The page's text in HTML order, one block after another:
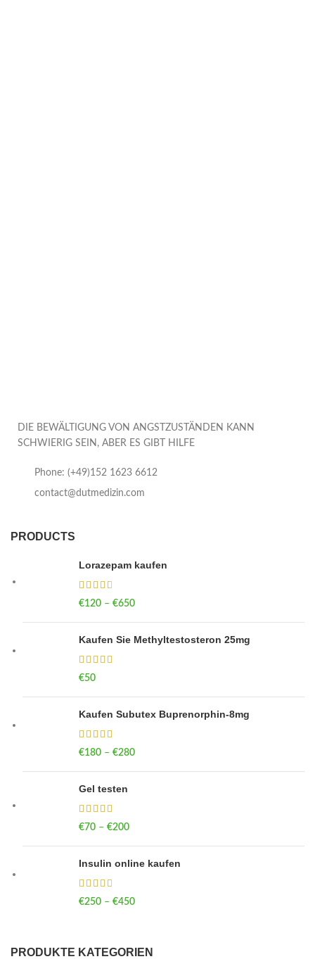
DIE BEWÄLTIGUNG VON ANGSTZUSTÄNDEN KANN
SCHWIERIG SEIN, ABER ES GIBT HILFE
Phone: (+49)152 1623 6612
contact@dutmedizin.com
PRODUCTS
Lorazepam kaufen
€120 – €650
Kaufen Sie Methyltestosteron 25mg
€50
Kaufen Subutex Buprenorphin-8mg
€180 – €280
Gel testen
€70 – €200
Insulin online kaufen
€250 – €450
PRODUKTE KATEGORIEN